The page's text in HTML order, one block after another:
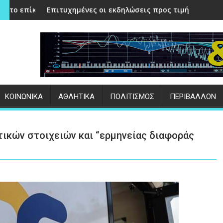
Κολυμβητήριο και το Κτηματολόγιο
οι εκδηλώσεις προς τιμήν της Μεταμορφώσεως του
Δήμος Μυτιλήνης |
ΚΟΙΝΩΝΙΚΑ ΑΘΛΗΤΙΚΑ ΠΟΛΙΤΙΣΜΟΣ ΠΕΡΙΒΑΛΛΟΝ
στοιχειών και “ερμηνείας διαφοράς